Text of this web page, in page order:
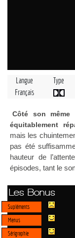
Langue Type
Français
Côté son même
équitablement
mais les
pas été
hauteur de
épisodes, tant le
Les Bonus
Supléments
Menus
Sérigraphie